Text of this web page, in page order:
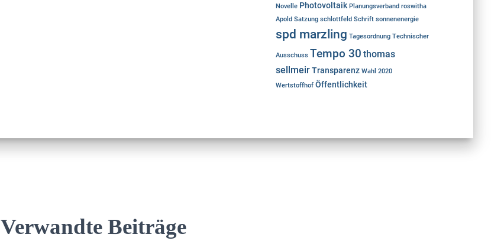
Novelle Photovoltaik Planungsverband roswitha
Apold Satzung schlottfeld Schrift sonnenenergie
spd marzling Tagesordnung Technischer
Ausschuss Tempo 30 thomas
sellmeir Transparenz Wahl 2020
Wertstoffhof Öffentlichkeit
Verwandte Beiträge